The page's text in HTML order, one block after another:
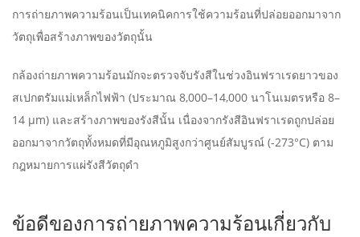
การถ่ายภาพความร้อนเป็นเทคนิคการใช้ความร้อนที่ปล่อยออกมาจาก
วัตถุเพื่อสร้างภาพของวัตถุนั้น
กล้องถ่ายภาพความร้อนมักจะตรวจจับรังสีในช่วงอินฟราเรดยาวของ
สเปกตรัมแม่เหล็กไฟฟ้า (ประมาณ 8,000–14,000 นาโนเมตรหรือ 8–
14 μm) และสร้างภาพของรังสีนั้น เนื่องจากรังสีอินฟราเรดถูกปล่อย
ออกมาจากวัตถุทั้งหมดที่มีอุณหภูมิสูงกว่าศูนย์สัมบูรณ์ (-273°C) ตาม
กฎหมายการแผ่รังสีวัตถุดํา
ข้อดีของการถ่ายภาพความร้อนเกี่ยวกับ